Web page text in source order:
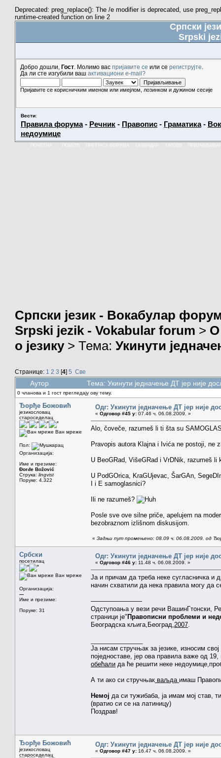
Deprecated: preg_replace(): The /e modifier is deprecated, use
runtime-created function on line 2
Српски
Srpski
Добро дошли, Гост . Молимо вас пријавите се или се региструјте
Да ли сте изгубили ваш активациони e-mail?
Пријавите се корисничким именом или имејлом, лозинком и дужином сесије
Вести:
Правила форума- Речник - Правопис - Граматика-
недоумице
КАЛЕНДАР
Српски језик - Вокабулар
Srpski jezik - Vokabular forum > О
о језику> Тема: Укинути
Странице: 1 2 3 [4] 5 Све
Аутор Тема: Укинути једначење ДТ јер није
0 чланова и 1 гост прегледају ову тему.
Ђорђе Божовић
језикословац
староседелац
Ван мреже
Пол:
Организација:
Име и презиме:
Đorđe Božović
Струка: lingvist
Поруке: 4.322
Одг: Укинути једначење ДТ јер није
« Одговор #45 у: 07.46 ч. 06.08.2009. »
Alo, čoveče, razumeš li ti šta su
Pravopis autora Klajna i Ivića ne postoji, ne
U BeoGRad, VišeGRad i VrDNik, razumeš
U PodGOrica, KraGUjevac, ŠarGAn,
I i E samoglasnici?
Ili ne razumeš?
Posle sve ove silne priče, apelujem na
bezobraznom izlišnom diskusijom.
« Задњи пут промењено: 08.09 ч. 06.08.2009. од
Србски
посетилац
Ван мреже
Организација:
---
Име и презиме:
Поруке: 31
Одг: Укинути једначење ДТ јер није
« Одговор #46 у: 11.48 ч. 06.08.2009. »
Ја и причам да треба неке сугласничка и
начин схватили да нека правила могу да
————————
Одступоања у вези речи ВашинГтонски,
страници је"Правописни проблеми и
Београдска кљига,Београд, 2007
Ја нисам стручњак за језике, износим
поједноставе, јер ова правила важе од
обећали да ће решити неке
А ти ако си стручњак ваљда имаш
Немој да си тужибаба, ја имам мој став,
(вратио си се на латиницу)
Поздрав!
Ђорђе Божовић
језикословац
староседелац
Одг: Укинути једначење ДТ јер није
« Одговор #47 у: 16.47 ч. 06.08.2009. »